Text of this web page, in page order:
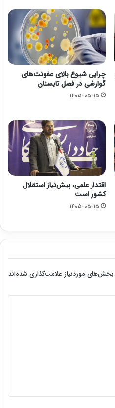
چرایی شیوع بالای عفونت‌های
گوارشی در فصل تابستان
۱۴۰۵-۰۵-۱۵
اقتدار علمی، پیش‌نیاز استقلال
کشور است
۱۴۰۵-۰۵-۱۵
بخش‌های موردنیاز علامت‌گذاری شده‌اند